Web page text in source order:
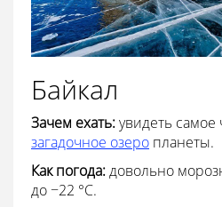
Байкал
Зачем ехать:увидеть самое
загадочное озеро планеты.
Как погода:довольно
до −22 °С.